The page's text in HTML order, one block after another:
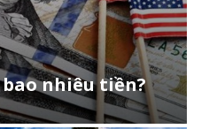
nhiêu tiền?